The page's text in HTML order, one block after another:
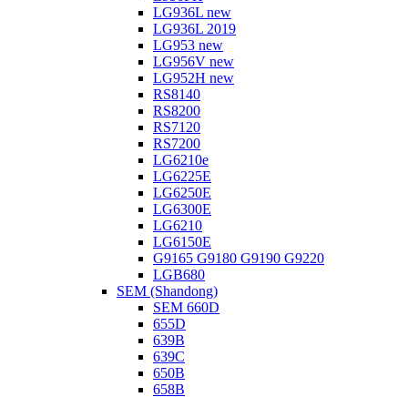
LG936L new
LG936L 2019
LG953 new
LG956V new
LG952H new
RS8140
RS8200
RS7120
RS7200
LG6210e
LG6225E
LG6250E
LG6300E
LG6210
LG6150E
G9165 G9180 G9190 G9220
LGB680
SEM (Shandong)
SEM 660D
655D
639B
639С
650B
658B